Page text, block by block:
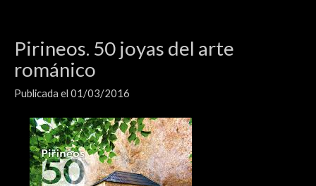
Pirineos. 50 joyas del arte
románico
Publicada el 01/03/2016